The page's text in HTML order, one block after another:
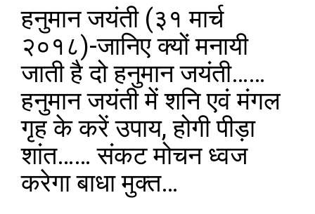
हनुमान जयंती (३१ मार्च
२०१८)-जानिए क्यों मनायी
जाती है दो हनुमान जयंती……
हनुमान जयंती में शनि एवं मंगल
गृह के करें उपाय, होगी पीड़ा
शांत…… संकट मोचन ध्वज
करेगा बाधा मुक्त…